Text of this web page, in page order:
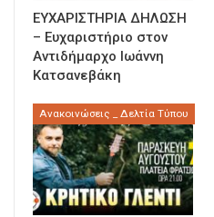
ΕΥΧΑΡΙΣΤΗΡΙΑ ΔΗΛΩΣΗ
– Ευχαριστήριο στον
Αντιδήμαρχο Ιωάννη
Κατσανεβάκη
Ανακοινώσεις _ Δελτία Τύπου